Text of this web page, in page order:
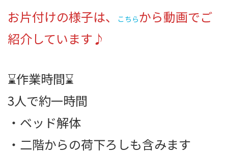
お片付けの様子は、 こちらから動画でご
紹介しています♪
⌛作業時間⌛
3人で約一時間
・ベッド解体
・二階からの荷下ろしも含みます